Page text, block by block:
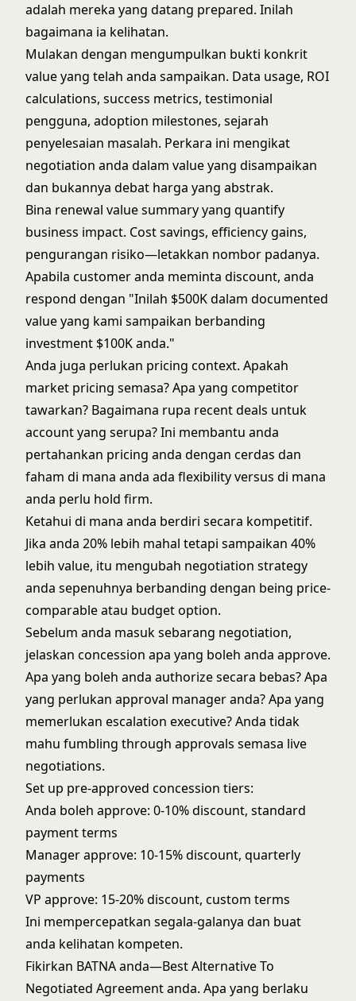
adalah mereka yang datang prepared. Inilah
bagaimana ia kelihatan.
Mulakan dengan mengumpulkan bukti konkrit
value yang telah anda sampaikan. Data usage, ROI
calculations, success metrics, testimonial
pengguna, adoption milestones, sejarah
penyelesaian masalah. Perkara ini mengikat
negotiation anda dalam value yang disampaikan
dan bukannya debat harga yang abstrak.
Bina renewal value summary yang quantify
business impact. Cost savings, efficiency gains,
pengurangan risiko—letakkan nombor padanya.
Apabila customer anda meminta discount, anda
respond dengan "Inilah $500K dalam documented
value yang kami sampaikan berbanding
investment $100K anda."
Anda juga perlukan pricing context. Apakah
market pricing semasa? Apa yang competitor
tawarkan? Bagaimana rupa recent deals untuk
account yang serupa? Ini membantu anda
pertahankan pricing anda dengan cerdas dan
faham di mana anda ada flexibility versus di mana
anda perlu hold firm.
Ketahui di mana anda berdiri secara kompetitif.
Jika anda 20% lebih mahal tetapi sampaikan 40%
lebih value, itu mengubah negotiation strategy
anda sepenuhnya berbanding dengan being price-
comparable atau budget option.
Sebelum anda masuk sebarang negotiation,
jelaskan concession apa yang boleh anda approve.
Apa yang boleh anda authorize secara bebas? Apa
yang perlukan approval manager anda? Apa yang
memerlukan escalation executive? Anda tidak
mahu fumbling through approvals semasa live
negotiations.
Set up pre-approved concession tiers:
Anda boleh approve: 0-10% discount, standard
payment terms
Manager approve: 10-15% discount, quarterly
payments
VP approve: 15-20% discount, custom terms
Ini mempercepatkan segala-galanya dan buat
anda kelihatan kompeten.
Fikirkan BATNA anda—Best Alternative To
Negotiated Agreement anda. Apa yang berlaku